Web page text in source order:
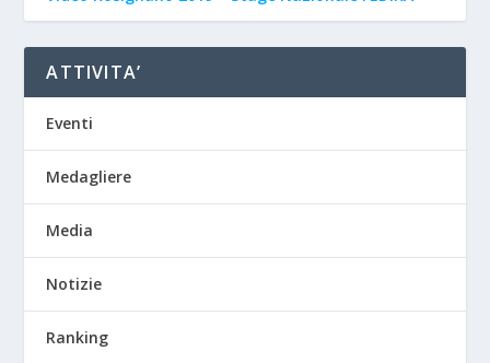
ATTIVITA’
Eventi
Medagliere
Media
Notizie
Ranking